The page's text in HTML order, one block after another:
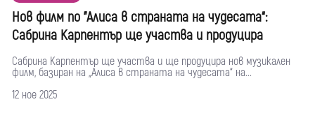
Нов филм по "Алиса в страната на чудесата“:
Сабрина Карпентър ще участва и продуцира
Сабрина Карпентър ще участва и ще продуцира нов музикален
филм, базиран на „Алиса в страната на чудесата“ на...
12 ное 2025